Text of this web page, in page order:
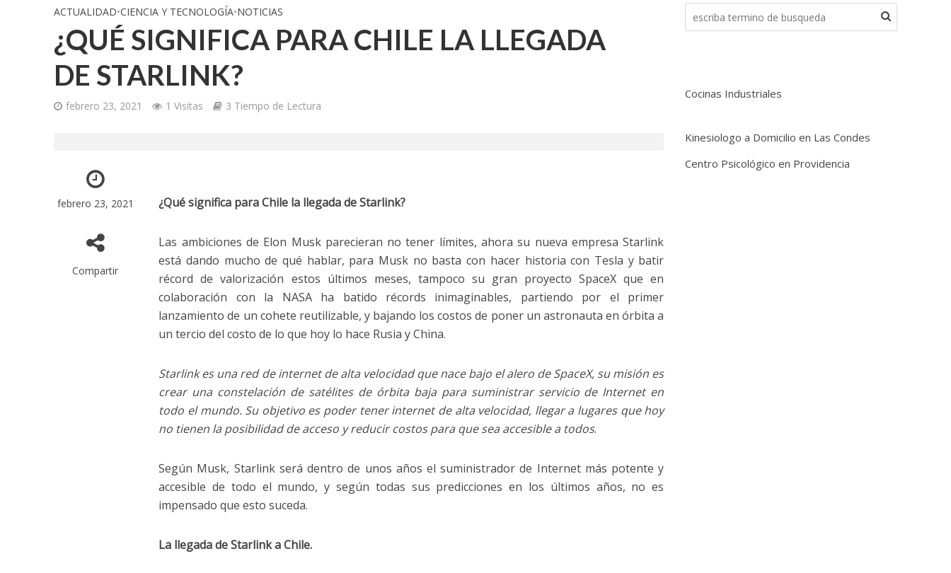
ACTUALIDAD•CIENCIA Y TECNOLOGÍA•NOTICIAS
¿QUÉ SIGNIFICA PARA CHILE LA LLEGADA
DE STARLINK?
febrero 23, 2021 1 Visitas 3 Tiempo de Lectura
febrero 23, 2021
Compartir
¿Qué significa para Chile la llegada de Starlink?
Las ambiciones de Elon Musk parecieran no tener límites, ahora su nueva empresa Starlink
está dando mucho de qué hablar, para Musk no basta con hacer historia con Tesla y batir
récord de valorización estos últimos meses, tampoco su gran proyecto SpaceX que en
colaboración con la NASA ha batido récords inimaginables, partiendo por el primer
lanzamiento de un cohete reutilizable, y bajando los costos de poner un astronauta en órbita a
un tercio del costo de lo que hoy lo hace Rusia y China.
Starlink es una red de internet de alta velocidad que nace bajo el alero de SpaceX, su misión es
crear una constelación de satélites de órbita baja para suministrar servicio de Internet en
todo el mundo. Su objetivo es poder tener internet de alta velocidad, llegar a lugares que hoy
no tienen la posibilidad de acceso y reducir costos para que sea accesible a todos.
Según Musk, Starlink será dentro de unos años el suministrador de Internet más potente y
accesible de todo el mundo, y según todas sus predicciones en los últimos años, no es
impensado que esto suceda.
La llegada de Starlink a Chile.
Cocinas Industriales
Kinesiologo a Domicilio en Las Condes
Centro Psicológico en Providencia